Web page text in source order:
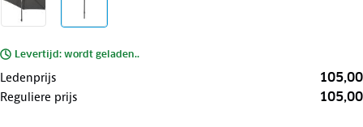
Levertijd: wordt geladen..
Ledenprijs 105,00
Reguliere prijs 105,00